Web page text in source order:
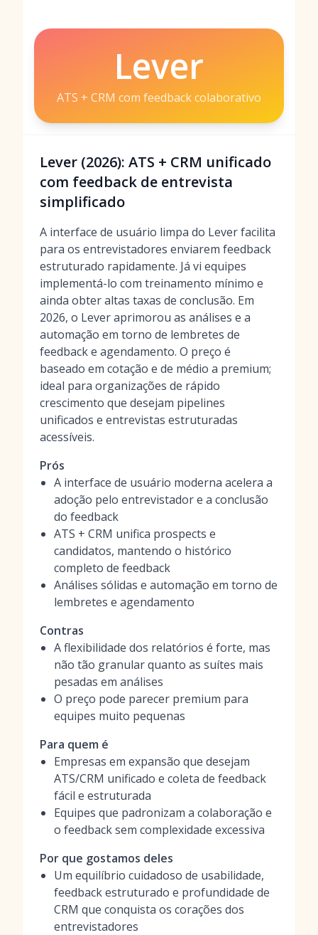
Lever
ATS + CRM com feedback colaborativo
Lever (2026): ATS + CRM unificado
com feedback de entrevista
simplificado
A interface de usuário limpa do Lever facilita
para os entrevistadores enviarem feedback
estruturado rapidamente. Já vi equipes
implementá-lo com treinamento mínimo e
ainda obter altas taxas de conclusão. Em
2026, o Lever aprimorou as análises e a
automação em torno de lembretes de
feedback e agendamento. O preço é
baseado em cotação e de médio a premium;
ideal para organizações de rápido
crescimento que desejam pipelines
unificados e entrevistas estruturadas
acessíveis.
Prós
A interface de usuário moderna acelera a
adoção pelo entrevistador e a conclusão
do feedback
ATS + CRM unifica prospects e
candidatos, mantendo o histórico
completo de feedback
Análises sólidas e automação em torno de
lembretes e agendamento
Contras
A flexibilidade dos relatórios é forte, mas
não tão granular quanto as suítes mais
pesadas em análises
O preço pode parecer premium para
equipes muito pequenas
Para quem é
Empresas em expansão que desejam
ATS/CRM unificado e coleta de feedback
fácil e estruturada
Equipes que padronizam a colaboração e
o feedback sem complexidade excessiva
Por que gostamos deles
Um equilíbrio cuidadoso de usabilidade,
feedback estruturado e profundidade de
CRM que conquista os corações dos
entrevistadores